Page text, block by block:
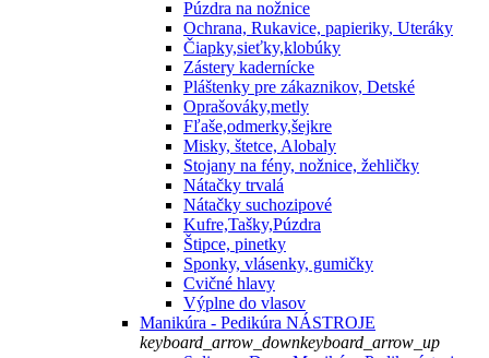
Púzdra na nožnice
Ochrana, Rukavice, papieriky, Uteráky
Čiapky,sieťky,klobúky
Zástery kadernícke
Pláštenky pre zákaznikov, Detské
Oprašováky,metly
Fľaše,odmerky,šejkre
Misky, štetce, Alobaly
Stojany na fény, nožnice, žehličky
Nátačky trvalá
Nátačky suchozipové
Kufre,Tašky,Púzdra
Štipce, pinetky
Sponky, vlásenky, gumičky
Cvičné hlavy
Výplne do vlasov
Manikúra - Pedikúra NÁSTROJE
keyboard_arrow_downkeyboard_arrow_up